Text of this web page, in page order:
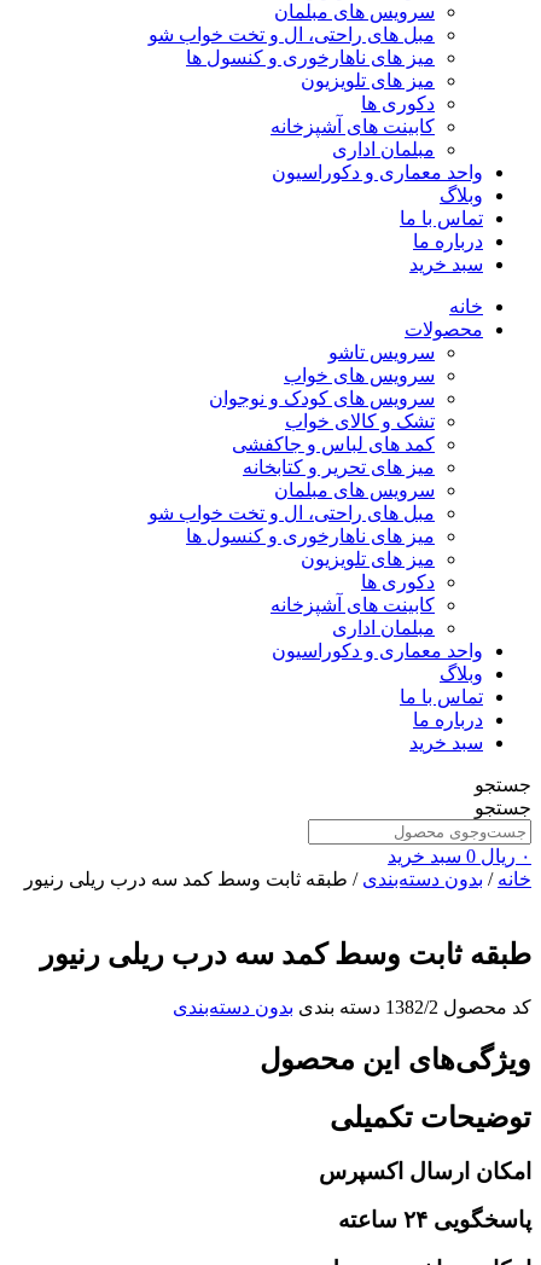
سرویس های مبلمان
مبل های راحتی، ال و تخت خواب شو
میز های ناهارخوری و کنسول ها
میز های تلویزیون
دکوری ها
کابینت های آشپزخانه
مبلمان اداری
واحد معماری و دکوراسیون
وبلاگ
تماس با ما
درباره ما
سبد خرید
خانه
محصولات
سرویس تاشو
سرویس های خواب
سرویس های کودک و نوجوان
تشک و کالای خواب
کمد های لباس و جاکفشی
میز های تحریر و کتابخانه
سرویس های مبلمان
مبل های راحتی، ال و تخت خواب شو
میز های ناهارخوری و کنسول ها
میز های تلویزیون
دکوری ها
کابینت های آشپزخانه
مبلمان اداری
واحد معماری و دکوراسیون
وبلاگ
تماس با ما
درباره ما
سبد خرید
جستجو
جستجو
۰ ریال 0 سبد خرید
خانه / بدون دسته‌بندی / طبقه ثابت وسط کمد سه درب ریلی رنیور
طبقه ثابت وسط کمد سه درب ریلی رنیور
کد محصول 1382/2 دسته بندی بدون دسته‌بندی
ویژگی‌های این محصول
توضیحات تکمیلی
امکان ارسال اکسپرس
پاسخگویی ۲۴ ساعته